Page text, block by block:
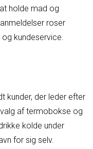
holde mad og
roser
kundeservice.
kunder, der leder efter
af termobokse og
kolde under
for sig selv.